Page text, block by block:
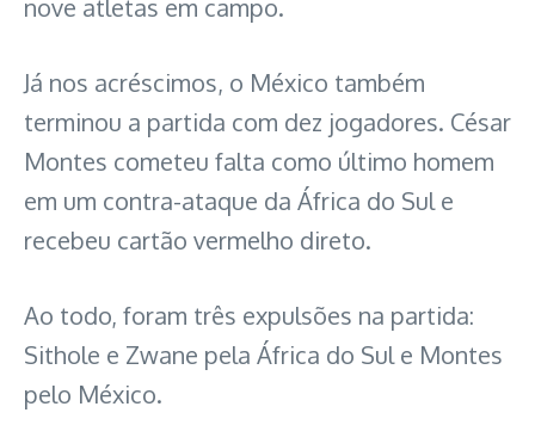
nove atletas em campo.
Já nos acréscimos, o México também
terminou a partida com dez jogadores. César
Montes cometeu falta como último homem
em um contra-ataque da África do Sul e
recebeu cartão vermelho direto.
Ao todo, foram três expulsões na partida:
Sithole e Zwane pela África do Sul e Montes
pelo México.